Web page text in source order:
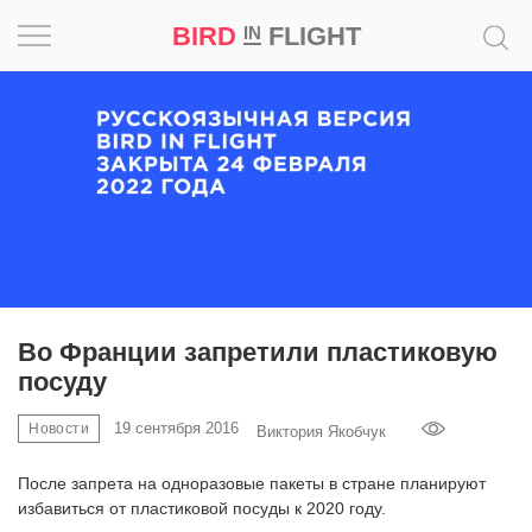
BIRD INFLIGHT
Во Франции запретили пластиковую
посуду
Новости 19 сентября 2016 Виктория Якобчук
После запрета на одноразовые пакеты в стране планируют
избавиться от пластиковой посуды к 2020 году.